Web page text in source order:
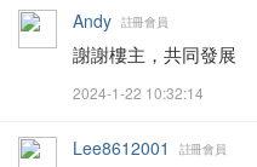
Andy 註冊會員
謝謝樓主，共同發展
2024-1-22 10:32:14
Lee8612001 註冊會員